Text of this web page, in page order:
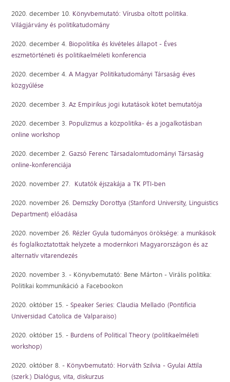
2020. december 10. Könyvbemutató: Vírusba oltott politika.
Világjárvány és politikatudomány
2020. december 4. Biopolitika és kivételes állapot - Éves
eszmetörténeti és politikaelméleti konferencia
2020. december 4.A Magyar Politikatudományi Társaság éves
közgyűlése
2020. december 3.Az Empirikus jogi kutatások kötet bemutatója
2020. december 3. Populizmus a közpolitika- és a jogalkotásban
online workshop
2020. december 2.Gazsó Ferenc Társadalomtudományi Társaság
online-konferenciája
2020. november 27. Kutatók éjszakája a TK PTI-ben
2020. november 26. Demszky Dorottya (Stanford University, Linguistics
Department) előadása
2020. november 26. Rézler Gyula tudományos öröksége: a munkások
és foglalkoztatottak helyzete a modernkori Magyarországon és az
alternatív vitarendezés
2020. november 3. - Könyvbemutató: Bene Márton - Virális politika:
Politikai kommunikáció a Facebookon
2020. október 15. -Speaker Series:Claudia Mellado (Pontificia
Universidad Catolica de Valparaiso)
2020. október 15. - Burdens of Political Theory (politikaelméleti
workshop)
2020. október 8. - Könyvbemutató: Horváth Szilvia - Gyulai Attila
(szerk.) Dialógus, vita, diskurzus